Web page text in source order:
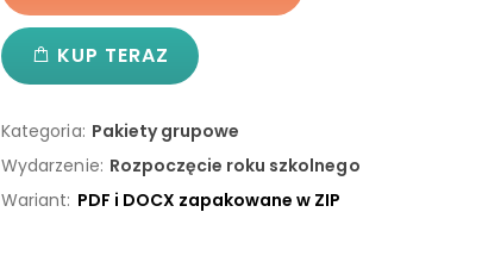
KUP TERAZ
Kategoria: Pakiety grupowe
Wydarzenie: Rozpoczęcie roku szkolnego
Wariant: PDF i DOCX zapakowane w ZIP